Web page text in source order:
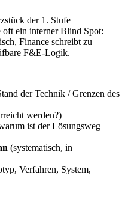
der 1. Stufe
ein interner Blind Spot:
Finance schreibt zu
F&E-Logik.
der Technik / Grenzen des
werden?)
ist der Lösungsweg
(systematisch, in
Verfahren, System,